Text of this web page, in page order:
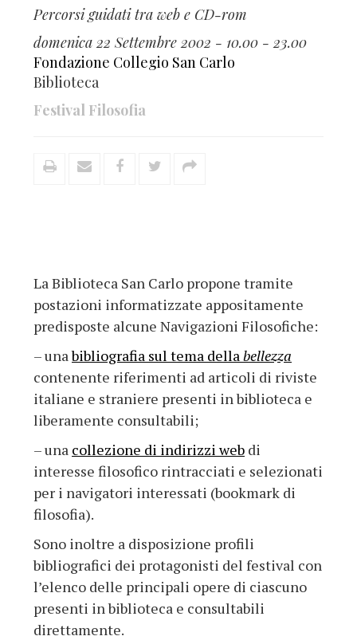
Percorsi guidati tra web e CD-rom
domenica 22 Settembre 2002 - 10.00 - 23.00
Fondazione Collegio San Carlo
Biblioteca
Festival Filosofia
La Biblioteca San Carlo propone tramite
postazioni informatizzate appositamente
predisposte alcune Navigazioni Filosofiche:
– unabibliografia sul tema dellabellezza
contenente riferimenti ad articoli di riviste
italiane e straniere presenti in biblioteca e
liberamente consultabili;
– una collezione di indirizzi web di
interesse filosofico rintracciati e selezionati
per i navigatori interessati (bookmark di
filosofia).
Sono inoltre a disposizione profili
bibliografici dei protagonisti del festival con
l’elenco delle principali opere di ciascuno
presenti in biblioteca e consultabili
direttamente.